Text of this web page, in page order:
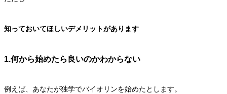
知っておいてほしいデメリットがあります
1.何から始めたら良いのかわからない
例えば、あなたが独学でバイオリンを始めたとします。